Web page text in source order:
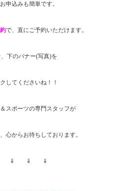
申込みも簡単です。
で、直にご予約いただけます。
下のバナー(写真)を
してくださいね！！
スポーツの専門スタッフが
心からお待ちしております。
⇓ ⇓ ⇓